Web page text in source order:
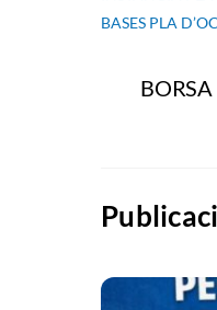
BASES PLA